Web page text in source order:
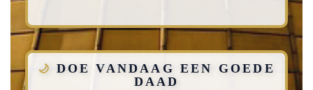
DOE VANDAAG EEN GOEDE
DAAD